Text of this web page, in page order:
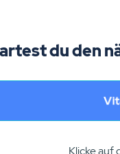
du den
Klicke auf